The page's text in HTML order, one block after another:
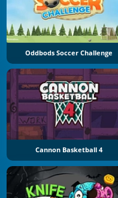
Oddbods Soccer Challenge
Cannon Basketball 4